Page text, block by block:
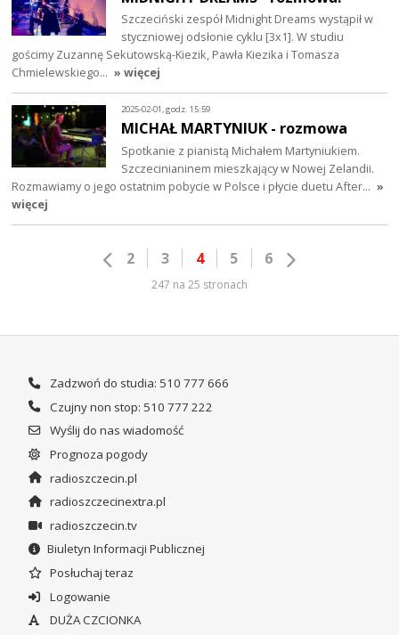
Szczeciński zespół Midnight Dreams wystąpił w
styczniowej odsłonie cyklu [3x1]. W studiu
gościmy Zuzannę Sekutowską-Kiezik, Pawła Kiezika i Tomasza
Chmielewskiego… » więcej
2025-02-01, godz. 15:59
MICHAŁ MARTYNIUK - rozmowa
Spotkanie z pianistą Michałem Martyniukiem.
Szczecinianinem mieszkający w Nowej Zelandii.
Rozmawiamy o jego ostatnim pobycie w Polsce i płycie duetu After… »
więcej
2 3 4 5 6
247 na 25 stronach
Zadzwoń do studia: 510 777 666
Czujny non stop: 510 777 222
Wyślij do nas wiadomość
Prognoza pogody
radioszczecin.pl
radioszczecinextra.pl
radioszczecin.tv
Biuletyn Informacji Publicznej
Posłuchaj teraz
Logowanie
DUŻA CZCIONKA